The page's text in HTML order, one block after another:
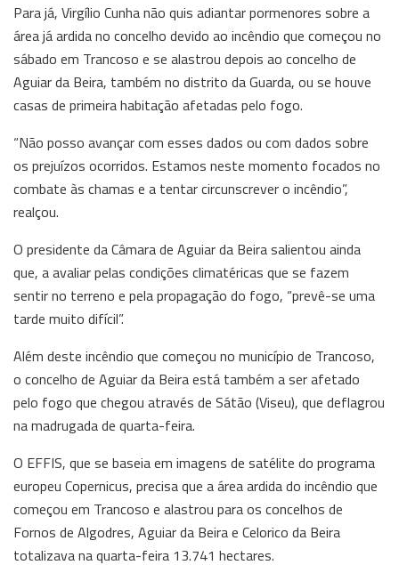
Para já, Virgílio Cunha não quis adiantar pormenores sobre a
área já ardida no concelho devido ao incêndio que começou no
sábado em Trancoso e se alastrou depois ao concelho de
Aguiar da Beira, também no distrito da Guarda, ou se houve
casas de primeira habitação afetadas pelo fogo.
“Não posso avançar com esses dados ou com dados sobre
os prejuízos ocorridos. Estamos neste momento focados no
combate às chamas e a tentar circunscrever o incêndio”,
realçou.
O presidente da Câmara de Aguiar da Beira salientou ainda
que, a avaliar pelas condições climatéricas que se fazem
sentir no terreno e pela propagação do fogo, “prevê-se uma
tarde muito difícil”.
Além deste incêndio que começou no município de Trancoso,
o concelho de Aguiar da Beira está também a ser afetado
pelo fogo que chegou através de Sátão (Viseu), que deflagrou
na madrugada de quarta-feira.
O EFFIS, que se baseia em imagens de satélite do programa
europeu Copernicus, precisa que a área ardida do incêndio que
começou em Trancoso e alastrou para os concelhos de
Fornos de Algodres, Aguiar da Beira e Celorico da Beira
totalizava na quarta-feira 13.741 hectares.